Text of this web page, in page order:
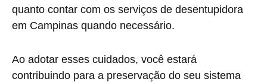
quanto contar com os serviços de desentupidora
em Campinas quando necessário.
Ao adotar esses cuidados, você estará
contribuindo para a preservação do seu sistema